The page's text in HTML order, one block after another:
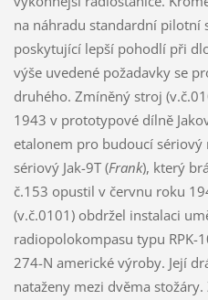
na náhradu standardní pilotní
poskytující lepší pohodlí při
výše uvedené požadavky se
druhého. Zmíněný stroj
1943 v prototypové dílně
etalonem pro budoucí sériový
sériový Jak-9T (Frank), který
č.153 opustil v červnu roku
(v.č.0101) obdržel instalaci
radiopolokompasu typu RPK-
274-N americké výroby. Její
nataženy mezi dvěma